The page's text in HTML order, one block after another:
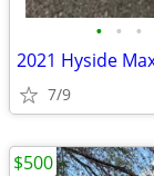
• • •
2021 Hyside
7/9
$500